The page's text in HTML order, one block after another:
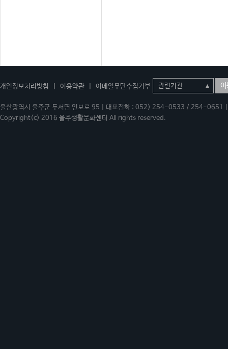
개인정보처리방침 이용약관 이메일무단수집거부 이
울산광역시 울주군 두서면 인보로 95 | 대표전화 : 052) 254-0533 / 254-
Copyright(c) 2016 울주생활문화센터 All rights reserved.